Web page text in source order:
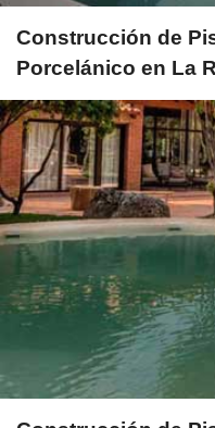
Construcción de
Porcelánico en La